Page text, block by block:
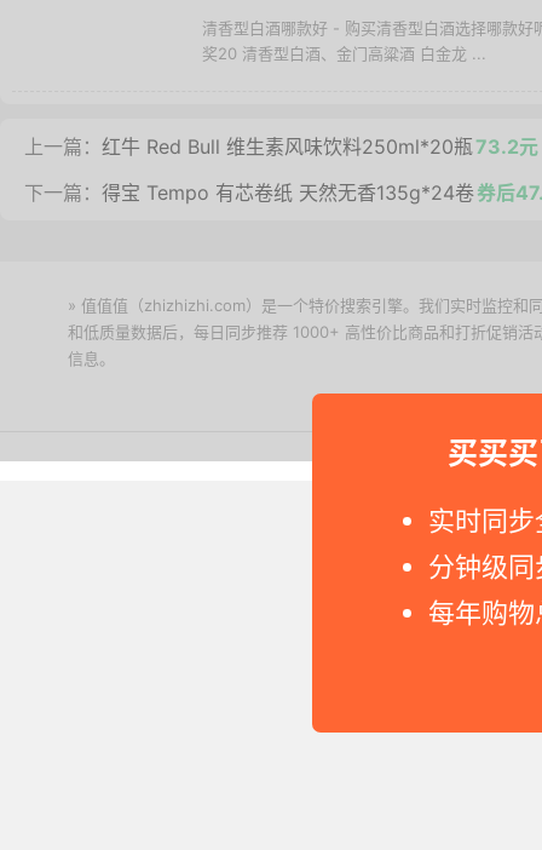
买买
实时同
分钟级
每年购
清香型白酒哪款好 - 购买清香型白酒选择哪款
奖20 清香型白酒、金门高粱酒 白金龙 ...
上一篇： 红牛 Red Bull 维生素风味饮料250ml*20瓶73.2元
下一篇： 得宝 Tempo 有芯卷纸 天然无香135g*24卷券后
» 值值值（zhizhizhi.com）是一个特价搜索引擎。我们实时监控和
和低质量数据后，每日同步推荐 1000+ 高性价比商品和打折促销
信息。
Copyright © 2011-2026 网购